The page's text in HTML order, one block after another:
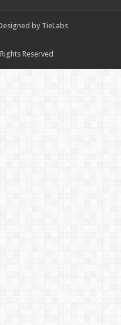
by TieLabs
Reserved